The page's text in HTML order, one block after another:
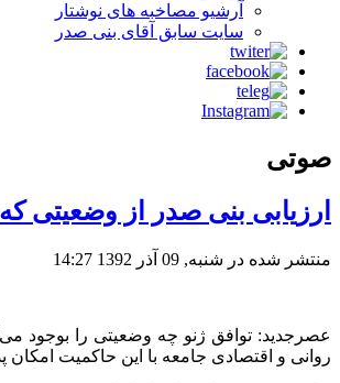
آرشیو مصاخبه های نوشتار
سایت سابق آقای بنی صدر
صوتی
ارزیابی بنی صدر از وضعیتی
منتشر شده در شنبه, 09 آذر 1392 14:27
عصرجدید: توافق ژنو چه وضعیتی را بوجود
روانی و اقتصادی جامعه با این حاکمیت